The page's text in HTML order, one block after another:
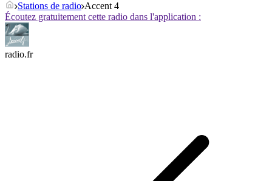
Stations de radio Accent 4
Écoutez gratuitement cette radio dans l'application :
radio.fr